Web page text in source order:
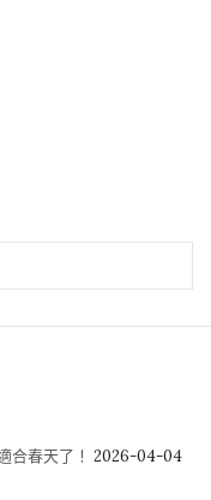
合春天了！ 2026-04-04